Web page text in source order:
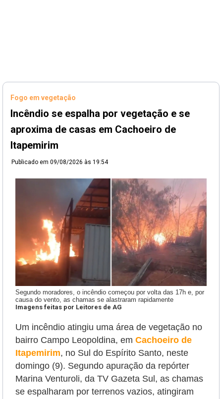
Fogo em vegetação
Incêndio se espalha por vegetação e se
aproxima de casas em Cachoeiro de
Itapemirim
Publicado em 09/08/2026 às 19:54
Segundo moradores, o incêndio começou por volta das 17h e, por
causa do vento, as chamas se alastraram rapidamente
Imagens feitas por Leitores de AG
Um incêndio atingiu uma área de vegetação no
bairro Campo Leopoldina, em Cachoeiro de
Itapemirim, no Sul do Espírito Santo, neste
domingo (9). Segundo apuração da repórter
Marina Venturoli, da TV Gazeta Sul, as chamas
se espalharam por terrenos vazios, atingiram